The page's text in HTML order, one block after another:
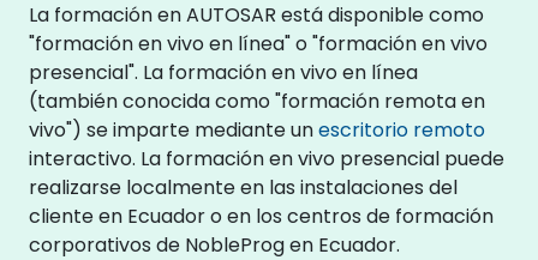
La formación en AUTOSAR está disponible como
"formación en vivo en línea" o "formación en vivo
presencial". La formación en vivo en línea
(también conocida como "formación remota en
vivo") se imparte mediante unescritorio remoto
interactivo. La formación en vivo presencial puede
realizarse localmente en las instalaciones del
cliente en Ecuador o en los centros de formación
corporativos de NobleProg en Ecuador.